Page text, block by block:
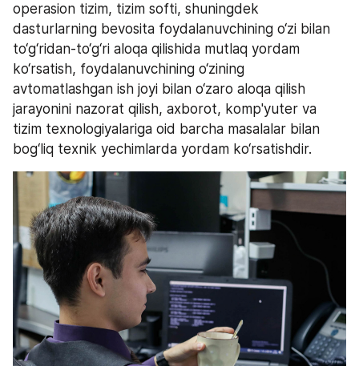
operasion tizim, tizim softi, shuningdek
dasturlarning bevosita foydalanuvchining o‘zi bilan
to‘g‘ridan-to‘g‘ri aloqa qilishida mutlaq yordam
ko‘rsatish, foydalanuvchining o‘zining
avtomatlashgan ish joyi bilan o‘zaro aloqa qilish
jarayonini nazorat qilish, axborot, komp'yuter va
tizim texnologiyalariga oid barcha masalalar bilan
bog‘liq texnik yechimlarda yordam ko‘rsatishdir.